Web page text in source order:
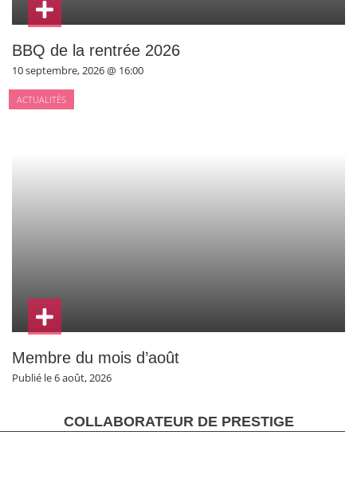
BBQ de la rentrée 2026
10 septembre, 2026 @ 16:00
ACTUALITÉS
Membre du mois d’août
Publié le 6 août, 2026
COLLABORATEUR DE PRESTIGE